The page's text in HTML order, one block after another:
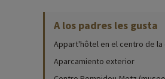
Nuestras actividades
' Situado a 150 km de la
' A partir de 4 años
A los padres les gusta
Appart'hôtel en el centro de la
Aparcamiento exterior